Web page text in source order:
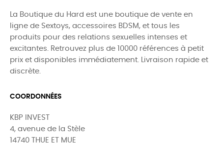
La Boutique du Hard est une boutique de vente en
ligne de Sextoys, accessoires BDSM, et tous les
produits pour des relations sexuelles intenses et
excitantes. Retrouvez plus de 10000 références à petit
prix et disponibles immédiatement. Livraison rapide et
discrète.
COORDONNÉES
KBP INVEST
4, avenue de la Stèle
14740 THUE ET MUE